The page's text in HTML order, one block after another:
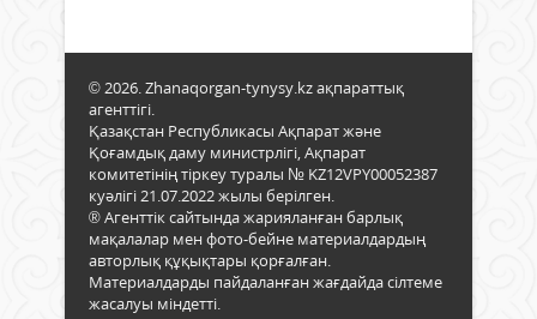
© 2026. Zhanaqorgan-tynysy.kz ақпараттық
агенттігі.
Қазақстан Республикасы Ақпарат және
Қоғамдық даму министрлігі, Ақпарат
комитетінің тіркеу туралы № KZ12VPY00052387
куәлігі 21.07.2022 жылы берілген.
® Агенттік сайтында жарияланған барлық
мақалалар мен фото-бейне материалдардың
авторлық құқықтары қорғалған.
Материалдарды пайдаланған жағдайда сілтеме
жасалуы міндетті.